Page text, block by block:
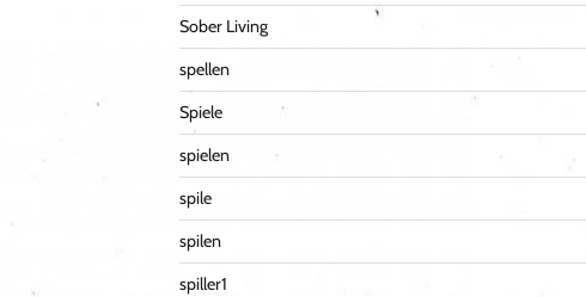
Sober Living
spellen
Spiele
spielen
spile
spilen
spiller1